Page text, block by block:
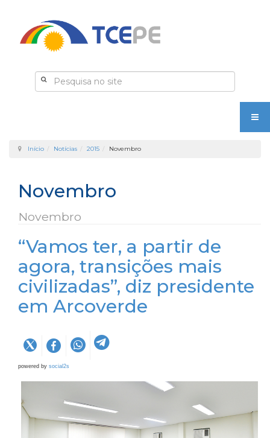
Início Notícias 2015 Novembro
Novembro
Novembro
“Vamos ter, a partir de
agora, transições mais
civilizadas”, diz presidente
em Arcoverde
powered by social2s